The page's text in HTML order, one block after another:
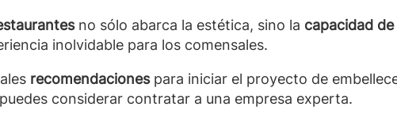
no sólo abarca la estética, sino la capacidad
inolvidable para los comensales.
recomendaciones para iniciar el proyecto de
considerar contratar a una empresa experta.